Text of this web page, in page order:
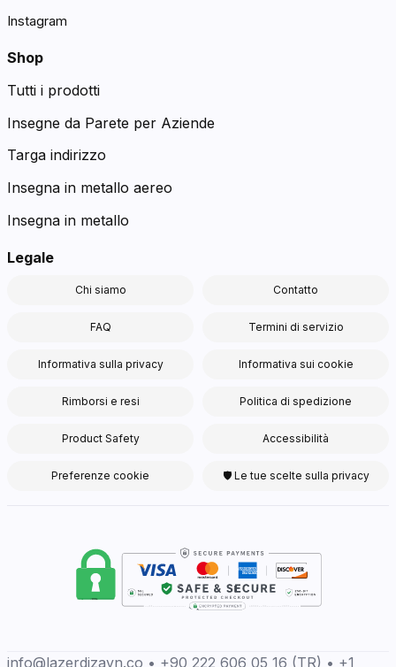
Instagram
Shop
Tutti i prodotti
Insegne da Parete per Aziende
Targa indirizzo
Insegna in metallo aereo
Insegna in metallo
Legale
Chi siamo Contatto
FAQ Termini di servizio
Informativa sulla privacy Informativa sui cookie
Rimborsi e resi Politica di spedizione
Product Safety Accessibilità
Preferenze cookie 🛡 Le tue scelte sulla privacy
info@lazerdizayn.co • +90 222 606 05 16 (TR) • +1